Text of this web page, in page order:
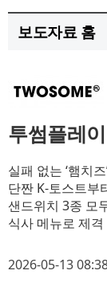
보도자료 홈
투썸플레
실패 없는 ‘햄치
단짠 K-토스트부
샌드위치 3종 모
식사 메뉴로 제격
2026-05-13